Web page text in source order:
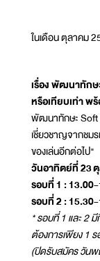
ในเดือน ตุลาคม
เรื่อง พัฒนาทักษ
หรือเทียบเท่า พ
พัฒนาทักษะ Soft
เชี่ยวชาญจากชมร
ของเล่นอีกต่อไป"
วันอาทิตย์ที่ 23
รอบที่ 1 :
รอบที่ 2 :
* รอบที่ 1 และ 2
ต้องการเพียง 1
(ปิดรับสมัคร วัน